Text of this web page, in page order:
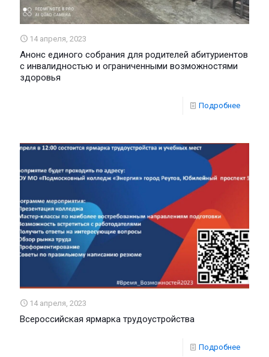
14 апреля, 2023
Анонс единого собрания для родителей абитуриентов
с инвалидностью и ограниченными возможностями
здоровья
Подробнее
14 апреля, 2023
Всероссийская ярмарка трудоустройства
Подробнее